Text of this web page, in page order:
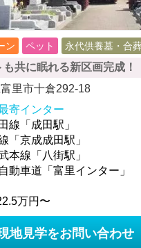
ン ペット 永代供養墓・合
も共に眠れる新区画完成！
里市十倉292-18
寄インター
線「成田駅」
「京成成田駅」
本線「八街駅」
動車道「富里インター」
万円〜
地見学をお問い合わせ